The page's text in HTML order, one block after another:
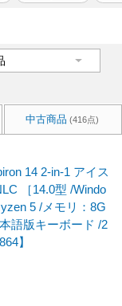
中古商品 (416点)
14 2-in-1 アイス
［14.0型 /Windo
5 /メモリ：8G
語版キーボード /2
】